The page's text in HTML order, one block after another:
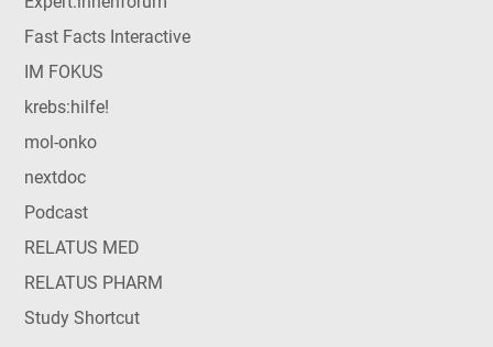
Fast Facts Interactive
IM FOKUS
krebs:hilfe!
mol-onko
nextdoc
Podcast
RELATUS MED
RELATUS PHARM
Study Shortcut